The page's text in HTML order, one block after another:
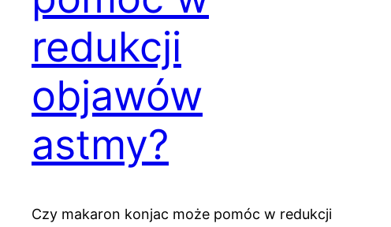
redukcji
objawów
astmy?
Czy makaron konjac może pomóc w redukcji